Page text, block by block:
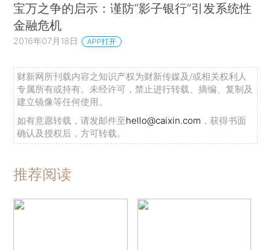
宝万之争的启示：谨防“影子银行”引发系统性
金融危机
2016年07月18日 APP打开
财新网所刊载内容之知识产权为财新传媒及/或相关权利人
专属所有或持有。未经许可，禁止进行转载、摘编、复制及
建立镜像等任何使用。
如有意愿转载，请发邮件至hello@caixin.com ，获得书面
确认及授权后，方可转载。
推荐阅读